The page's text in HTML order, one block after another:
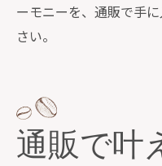
ーモニーを、通販で手
さい。
通販で叶